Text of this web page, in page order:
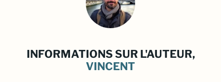
INFORMATIONS SUR L'AUTEUR,
VINCENT